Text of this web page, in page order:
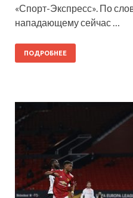
«Спорт-Экспресс». По
нападающему сейчас …
ПОДРОБНЕЕ